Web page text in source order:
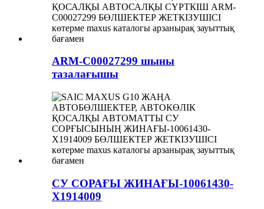
ARM-C00027299 шыны
тазалағышы
СУ СОРАҒЫ ЖИНАҒЫ-10061430-
X1914009